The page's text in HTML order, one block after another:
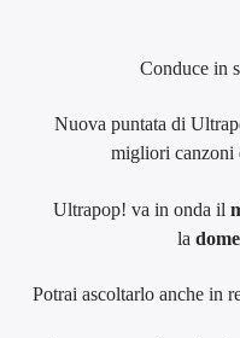
Conduce in
Nuova puntata di
migliori canzoni
Ultrapop! va in onda il
la
Potrai ascoltarlo anche in